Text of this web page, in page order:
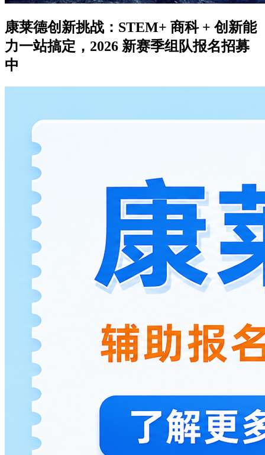
康莱德创新挑战：STEM+ 商科 + 创新能
力一站搞定，2026 新赛季组队报名招募
中